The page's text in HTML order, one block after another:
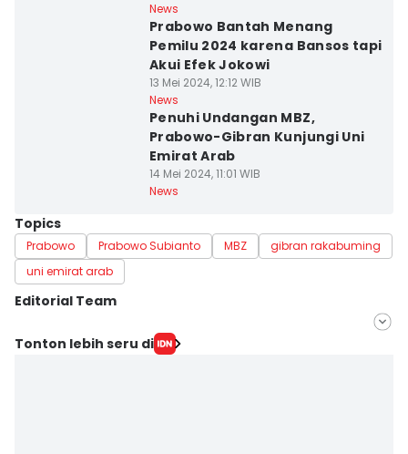
News
Prabowo Bantah Menang
Pemilu 2024 karena Bansos tapi
Akui Efek Jokowi
13 Mei 2024, 12:12 WIB
News
Penuhi Undangan MBZ,
Prabowo-Gibran Kunjungi Uni
Emirat Arab
14 Mei 2024, 11:01 WIB
News
Topics
Prabowo Prabowo Subianto MBZ
gibran rakabuming
uni emirat arab
Editorial Team
Editor
Tonton lebih seru di